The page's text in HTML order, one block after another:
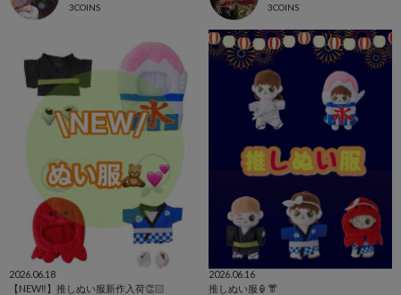
3COINS 3COINS
2026.06.18
【NEW‼️】推しぬい服新作入荷👏🏻
2026.06.16
推しぬい服🏮👘